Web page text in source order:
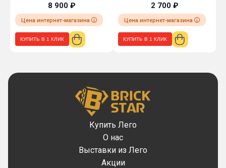
8 900 ₽
Цена интернет-магазина
КУПИТЬ В 1 КЛИК
2 700 ₽
Цена интернет-магазина
КУПИТЬ В 1 КЛИК
Купить Лего
О нас
Выставки из Лего
Акции